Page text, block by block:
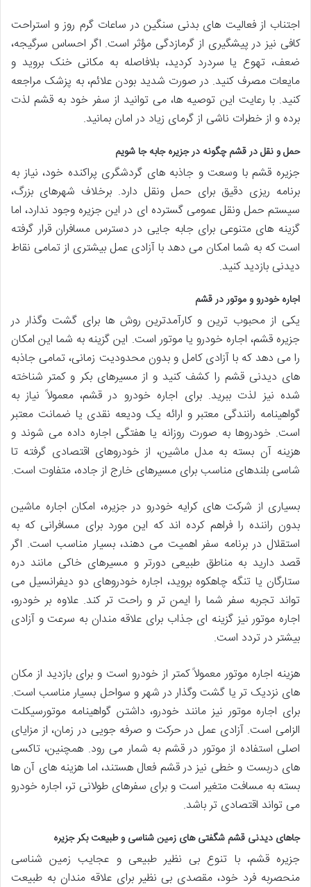
اجتناب از فعالیت های بدنی سنگین در ساعات گرم روز و استراحت
کافی نیز در پیشگیری از گرمازدگی مؤثر است. اگر احساس سرگیجه،
ضعف، تهوع یا سردرد کردید، بلافاصله به مکانی خنک بروید و
مایعات مصرف کنید. در صورت شدید بودن علائم، به پزشک مراجعه
کنید. با رعایت این توصیه ها، می توانید از سفر خود به قشم لذت
برده و از خطرات ناشی از گرمای زیاد در امان بمانید.
حمل و نقل در قشم چگونه در جزیره جابه جا شویم
جزیره قشم با وسعت و جاذبه های گردشگری پراکنده خود، نیاز به
برنامه ریزی دقیق برای حمل ونقل دارد. برخلاف شهرهای بزرگ،
سیستم حمل ونقل عمومی گسترده ای در این جزیره وجود ندارد، اما
گزینه های متنوعی برای جابه جایی در دسترس مسافران قرار گرفته
است که به شما امکان می دهد با آزادی عمل بیشتری از تمامی نقاط
دیدنی بازدید کنید.
اجاره خودرو و موتور در قشم
یکی از محبوب ترین و کارآمدترین روش ها برای گشت وگذار در
جزیره قشم، اجاره خودرو یا موتور است. این گزینه به شما این امکان
را می دهد که با آزادی کامل و بدون محدودیت زمانی، تمامی جاذبه
های دیدنی قشم را کشف کنید و از مسیرهای بکر و کمتر شناخته
شده نیز لذت ببرید. برای اجاره خودرو در قشم، معمولاً نیاز به
گواهینامه رانندگی معتبر و ارائه یک ودیعه نقدی یا ضمانت معتبر
است. خودروها به صورت روزانه یا هفتگی اجاره داده می شوند و
هزینه آن بسته به مدل ماشین، از خودروهای اقتصادی گرفته تا
شاسی بلندهای مناسب برای مسیرهای خارج از جاده، متفاوت است.
بسیاری از شرکت های کرایه خودرو در جزیره، امکان اجاره ماشین
بدون راننده را فراهم کرده اند که این مورد برای مسافرانی که به
استقلال در برنامه سفر اهمیت می دهند، بسیار مناسب است. اگر
قصد دارید به مناطق طبیعی دورتر و مسیرهای خاکی مانند دره
ستارگان یا تنگه چاهکوه بروید، اجاره خودروهای دو دیفرانسیل می
تواند تجربه سفر شما را ایمن تر و راحت تر کند. علاوه بر خودرو،
اجاره موتور نیز گزینه ای جذاب برای علاقه مندان به سرعت و آزادی
بیشتر در تردد است.
هزینه اجاره موتور معمولاً کمتر از خودرو است و برای بازدید از مکان
های نزدیک تر یا گشت وگذار در شهر و سواحل بسیار مناسب است.
برای اجاره موتور نیز مانند خودرو، داشتن گواهینامه موتورسیکلت
الزامی است. آزادی عمل در حرکت و صرفه جویی در زمان، از مزایای
اصلی استفاده از موتور در قشم به شمار می رود. همچنین، تاکسی
های دربست و خطی نیز در قشم فعال هستند، اما هزینه های آن ها
بسته به مسافت متغیر است و برای سفرهای طولانی تر، اجاره خودرو
می تواند اقتصادی تر باشد.
جاهای دیدنی قشم شگفتی های زمین شناسی و طبیعت بکر جزیره
جزیره قشم، با تنوع بی نظیر طبیعی و عجایب زمین شناسی
منحصربه فرد خود، مقصدی بی نظیر برای علاقه مندان به طبیعت